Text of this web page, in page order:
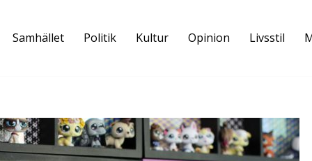
Samhället Politik Kultur Opinion Livsstil